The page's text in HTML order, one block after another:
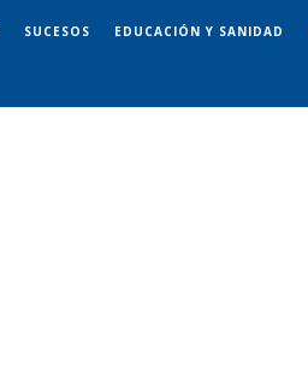
SUCESOS EDUCACIÓN Y SANIDAD